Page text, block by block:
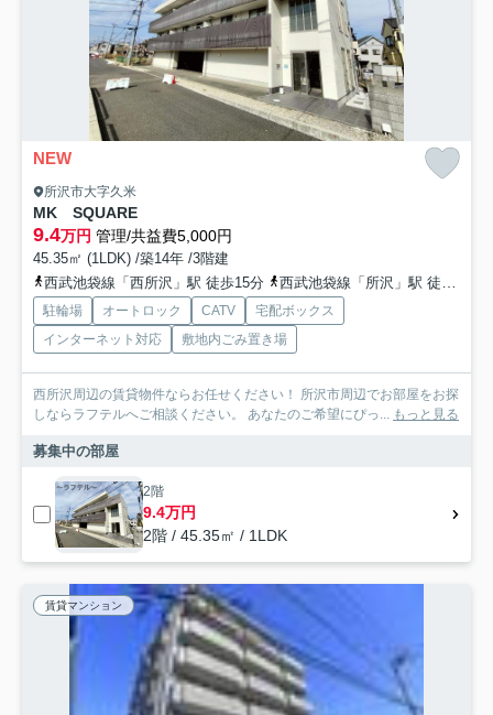
NEW
所沢市大字久米
MK SQUARE
9.4万円 管理/共益費5,000円
45.35㎡ (1LDK) /築14年 /3階建
西武池袋線「西所沢」駅 徒歩15分
西武池袋線「所沢」駅 徒歩24分
駐輪場 オートロック CATV
宅配ボックス
インターネット対応
敷地内ごみ置き場
西所沢周辺の賃貸物件ならお任せください！ 所沢市周辺でお部屋をお探
しならラフテルへご相談ください。 あなたのご希望にぴっ... もっと見る
募集中の部屋
2階
9.4万円
2階 / 45.35㎡ / 1LDK
賃貸マンション